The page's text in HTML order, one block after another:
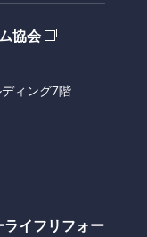
協会
ィング7階
ライフリフォー